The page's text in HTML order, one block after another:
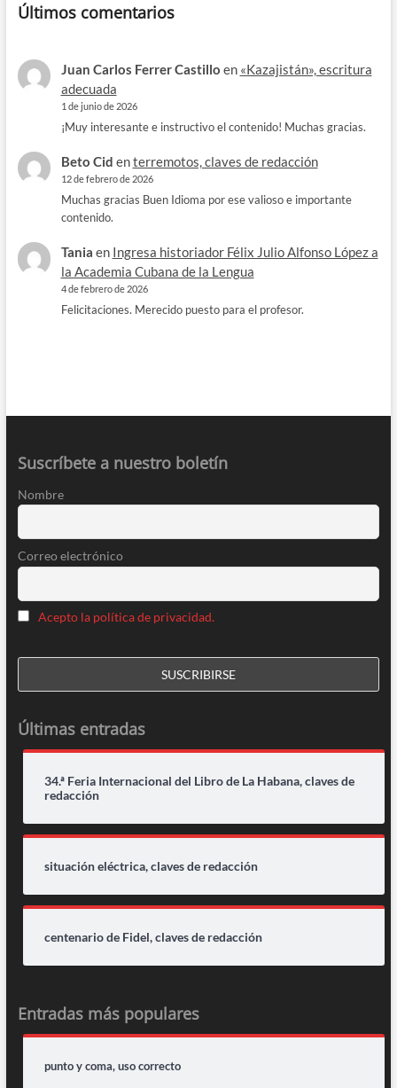
Últimos comentarios
Juan Carlos Ferrer Castillo en «Kazajistán», escritura
adecuada
1 de junio de 2026
¡Muy interesante e instructivo el contenido! Muchas gracias.
Beto Cid enterremotos, claves de redacción
12 de febrero de 2026
Muchas gracias Buen Idioma por ese valioso e importante
contenido.
Tania en Ingresa historiador Félix Julio Alfonso López a
la Academia Cubana de la Lengua
4 de febrero de 2026
Felicitaciones. Merecido puesto para el profesor.
Suscríbete a nuestro boletín
Nombre
Correo electrónico
Acepto la política de privacidad.
Últimas entradas
34.ª Feria Internacional del Libro de La Habana, claves de
redacción
situación eléctrica, claves de redacción
centenario de Fidel, claves de redacción
Entradas más populares
punto y coma, uso correcto